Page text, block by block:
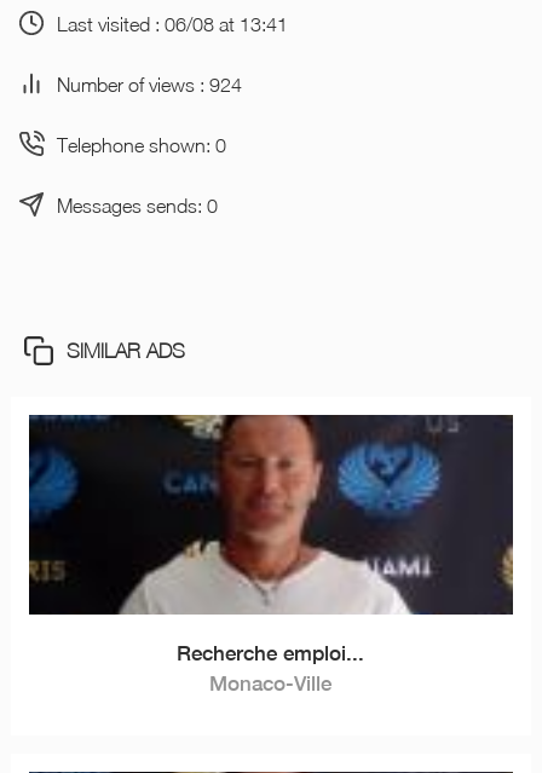
Last visited : 06/08 at 13:41
Number of views : 924
Telephone shown: 0
Messages sends: 0
SIMILAR ADS
Recherche emploi...
Monaco-Ville